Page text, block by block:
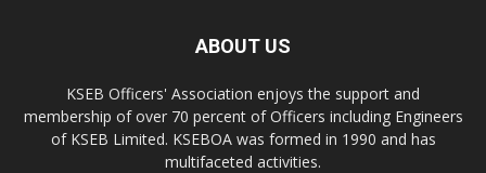
ABOUT US
KSEB Officers' Association enjoys the support and
membership of over 70 percent of Officers including Engineers
of KSEB Limited. KSEBOA was formed in 1990 and has
multifaceted activities.